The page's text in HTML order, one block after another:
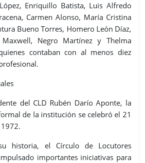
Enriquillo Batista, Luis Alfredo
Carmen Alonso, María Cristina
Bueno Torres, Homero León Díaz,
Maxwell, Negro Martínez y Thelma
contaban con al menos diez
del CLD Rubén Darío Aponte, la
de la institución se celebró el 21
historia, el Círculo de Locutores
importantes iniciativas para